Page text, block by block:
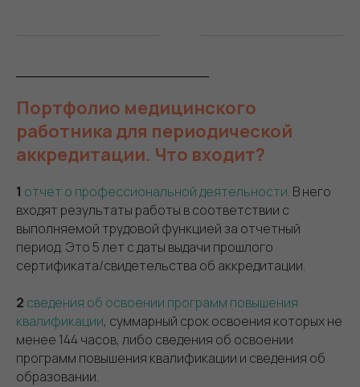
Портфолио медицинского
работника для периодической
аккредитации. Что входит?
1 отчет о профессиональной деятельности. В него
входят результаты работы в соответствии с
выполняемой трудовой функцией за отчетный
период. Это 5 лет с даты выдачи прошлого
сертификата/свидетельства об аккредитации.
2 сведения об освоении программ повышения
квалификации, суммарный срок освоения которых не
менее 144 часов, либо сведения об освоении
программ повышения квалификации и сведения об
образовании.